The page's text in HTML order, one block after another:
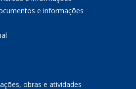
e informações
obras e atividades